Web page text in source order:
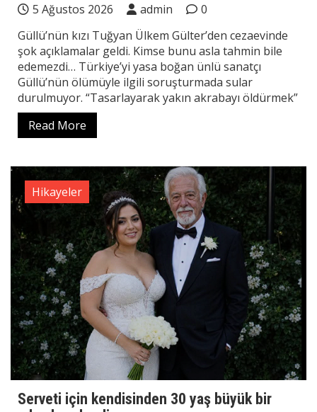
5 Ağustos 2026 admin
0
Güllü’nün kızı Tuğyan Ülkem Gülter’den cezaevinde
şok açıklamalar geldi. Kimse bunu asla tahmin bile
edemezdi… Türkiye’yi yasa boğan ünlü sanatçı
Güllü’nün ölümüyle ilgili soruşturmada sular
durulmuyor. “Tasarlayarak yakın akrabayı öldürmek”
Read More
Hikayeler
Serveti için kendisinden 30 yaş büyük bir